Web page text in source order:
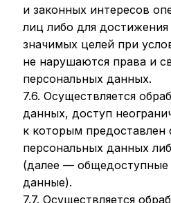
и законных интересов
лиц либо для
значимых целей при
не нарушаются права и
персональных данных.
7.6. Осуществляется
данных, доступ
к которым предоставлен
персональных данных
(далее — общедоступные
данные).
7.7. Осуществляется